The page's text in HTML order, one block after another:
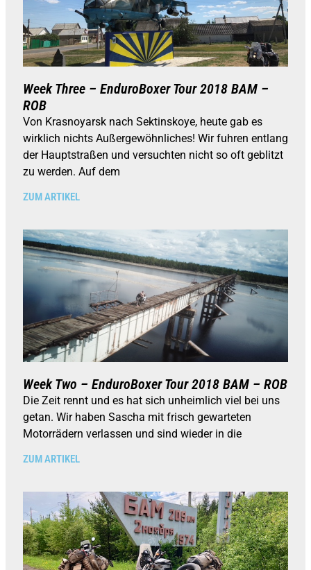
Week Three – EnduroBoxer Tour 2018 BAM –
ROB
Von Krasnoyarsk nach Sektinskoye, heute gab es
wirklich nichts Außergewöhnliches! Wir fuhren entlang
der Hauptstraßen und versuchten nicht so oft geblitzt
zu werden. Auf dem
ZUM ARTIKEL
Week Two – EnduroBoxer Tour 2018 BAM – ROB
Die Zeit rennt und es hat sich unheimlich viel bei uns
getan. Wir haben Sascha mit frisch gewarteten
Motorrädern verlassen und sind wieder in die
ZUM ARTIKEL